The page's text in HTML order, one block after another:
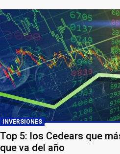
INVERSIONES
Top 5: los Cedears que
que va del año